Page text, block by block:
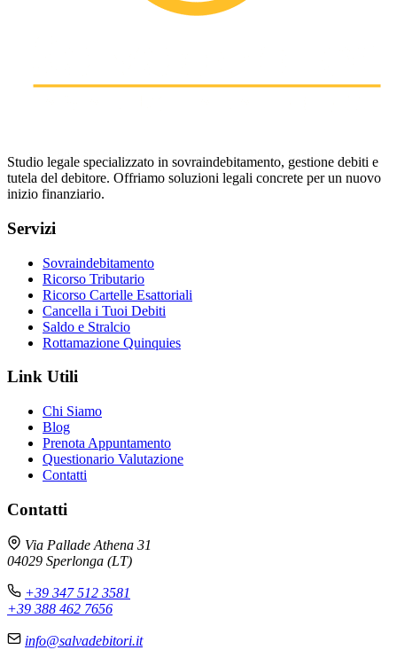
Studio legale specializzato in sovraindebitamento, gestione debiti e
tutela del debitore. Offriamo soluzioni legali concrete per un nuovo
inizio finanziario.
Servizi
Sovraindebitamento
Ricorso Tributario
Ricorso Cartelle Esattoriali
Cancella i Tuoi Debiti
Saldo e Stralcio
Rottamazione Quinquies
Link Utili
Chi Siamo
Blog
Prenota Appuntamento
Questionario Valutazione
Contatti
Contatti
Via Pallade Athena 31
04029 Sperlonga (LT)
+39 347 512 3581
+39 388 462 7656
info@salvadebitori.it